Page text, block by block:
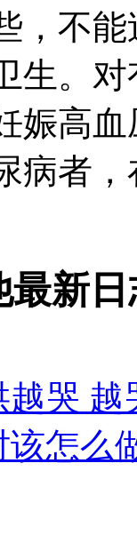
，不
生。
娠高
病者，
最新日
哭
怎么